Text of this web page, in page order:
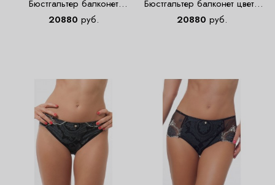
Бюстгальтер балконет
фиолетовый Empreinte 08181
20880 руб.
Бюстгальтер балконет цвета
экрю Empreinte 08181
20880 руб.